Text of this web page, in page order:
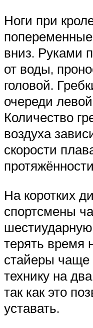
Ноги при
вниз. Руками
от воды,
головой.
очереди
Количество
воздуха
скорости
На коротких
спортсмены
терять время
стайеры чаще
технику на
так как это
уставать.